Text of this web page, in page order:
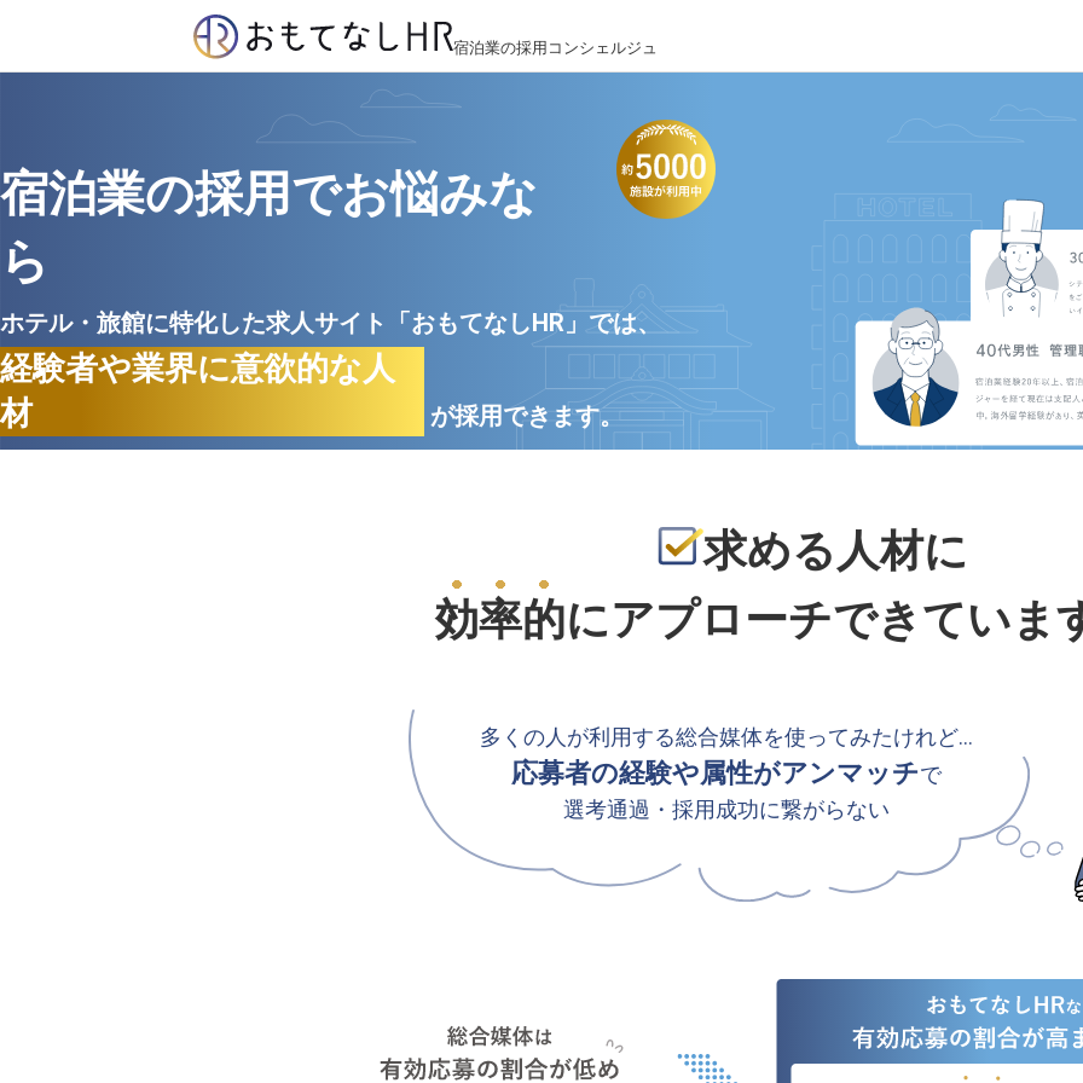
宿泊業の採用コンシェルジュ
宿泊業の採用でお悩みな
ら
ホテル・旅館に特化した求人サイト「おもてなしHR」では、
経験者や業界に意欲的な人
材
が採用できます。
求める人材に
効率的にアプローチできていま
多くの人が利用する総合媒体を使ってみたけれど…
応募者の経験や属性がアンマッチで
選考通過・採用成功に繋がらない